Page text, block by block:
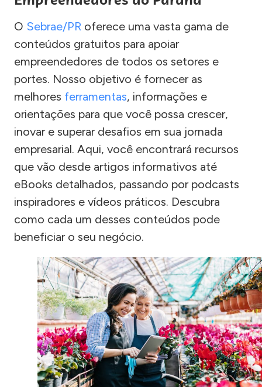
O Sebrae/PR oferece uma vasta gama de
conteúdos gratuitos para apoiar
empreendedores de todos os setores e
portes. Nosso objetivo é fornecer as
melhores ferramentas, informações e
orientações para que você possa crescer,
inovar e superar desafios em sua jornada
empresarial. Aqui, você encontrará recursos
que vão desde artigos informativos até
eBooks detalhados, passando por podcasts
inspiradores e vídeos práticos. Descubra
como cada um desses conteúdos pode
beneficiar o seu negócio.